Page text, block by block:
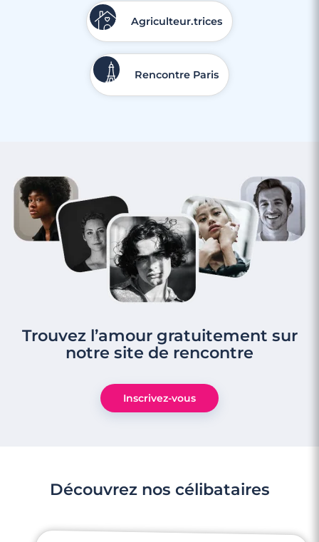
Agriculteur.trices
Rencontre Paris
Trouvez l’amour gratuitement sur
notre site de rencontre
Inscrivez-vous
Découvrez nos célibataires